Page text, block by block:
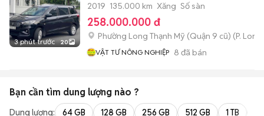
3 phút trước 20
2019 135.000 km Xăng Số sàn
258.000.000 đ
Phường Long Thạnh Mỹ (Quận 9 cũ) (P.
VẬT TƯ NÔNG NGHIỆP 8 đã bán
Bạn cần tìm dung lượng nào ?
Dung lượng: 64 GB 128 GB 256 GB 512 GB 1 TB